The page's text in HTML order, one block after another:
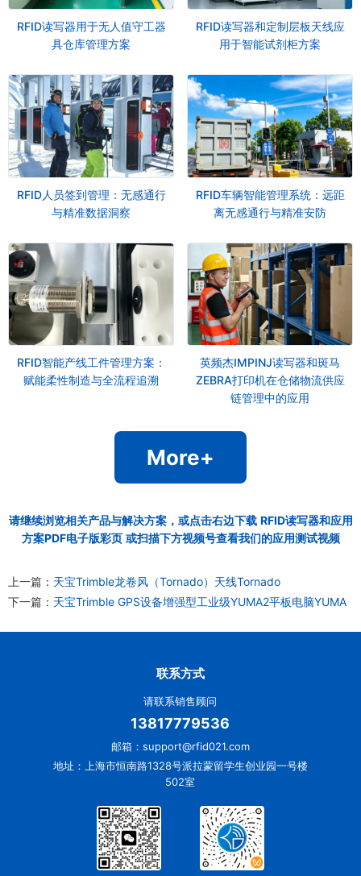
RFID读写器用于无人值守工器
具仓库管理方案
RFID读写器和定制层板天线应
用于智能试剂柜方案
RFID人员签到管理：无感通行
与精准数据洞察
RFID车辆智能管理系统：远距
离无感通行与精准安防
RFID智能产线工件管理方案：
赋能柔性制造与全流程追溯
英频杰IMPINJ读写器和斑马
ZEBRA打印机在仓储物流供应
链管理中的应用
More+
请继续浏览相关产品与解决方案，或点击右边下载 RFID读写器和应用
方案PDF电子版彩页 或扫描下方视频号查看我们的应用测试视频
上一篇： 天宝Trimble龙卷风（Tornado）天线Tornado
下一篇： 天宝Trimble GPS设备增强型工业级YUMA2平板电脑YUMA
联系方式
请联系销售顾问
13817779536
邮箱：support@rfid021.com
地址：上海市恒南路1328号派拉蒙留学生创业园一号楼
502室